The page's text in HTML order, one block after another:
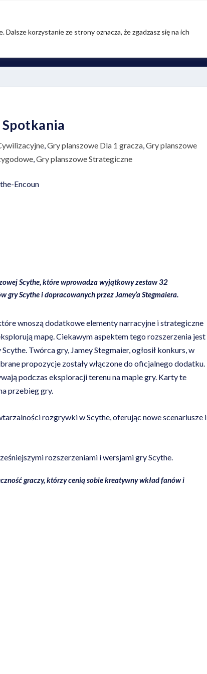
korzystanie ze strony oznacza, że zgadzasz się na ich
,Gry planszowe Dla 1 gracza,Gry planszowe
,Gry planszowe Strategiczne
Scythe, które wprowadza wyjątkowy zestaw 32
Scythe i dopracowanych przez Jamey’a Stegmaiera.
wnoszą dodatkowe elementy narracyjne i strategiczne
mapę. Ciekawym aspektem tego rozszerzenia jest
Twórca gry, Jamey Stegmaier, ogłosił konkurs, w
propozycje zostały włączone do oficjalnego dodatku.
podczas eksploracji terenu na mapie gry. Karty te
przebieg gry.
rozgrywki w Scythe, oferując nowe scenariusze i
rozszerzeniami i wersjami gry Scythe.
graczy, którzy cenią sobie kreatywny wkład fanów i